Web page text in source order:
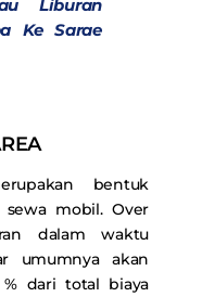
Liburan
Ke Sarae
bentuk
sewa mobil. Over
dalam waktu
umumnya akan
dari total biaya